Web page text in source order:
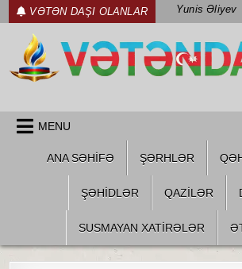
Skip
to
content
VƏTƏN DAŞI OLANLAR Yunis Əliyev
MENU
ANA SƏHİFƏ ŞƏRHLƏR
ŞƏHIDLƏR QAZILƏR
SUSMAYAN XATİRƏLƏR